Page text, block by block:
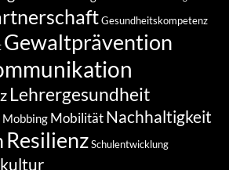
Gesundheitskompetenz
Gewaltprävention
Lehrergesundheit
Mobbing MobilitätNachhaltigkeit
ResilienzSchulentwicklung